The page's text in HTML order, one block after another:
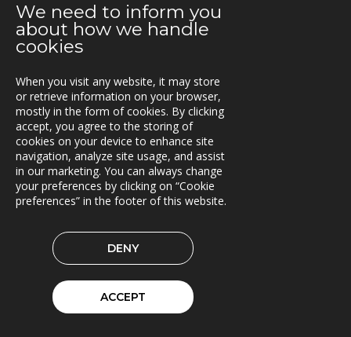
25.04.2019
Triona forbedrer fergetrafikken på Åland
Fleetech overtas av Triona
08.04.2019
Ny versjon av Lasset
01.04.2019
Samarbeidspartner med Drive Sweden
Triona forsterkes av kvinnelige ledere
Rammeavtale med Stockholm by innen Geodata og
We need to inform you
about how we handle
cookies
When you visit any website, it may store
or retrieve information on your browser,
mostly in the form of cookies. By clicking
accept, you agree to the storing of
cookies on your device to enhance site
navigation, analyze site usage, and assist
in our marketing. You can always change
your preferences by clicking on “Cookie
preferences” in the footer of this website.
DENY
ACCEPT